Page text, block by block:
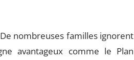
nombreuses familles ignorent
avantageux comme le Plan